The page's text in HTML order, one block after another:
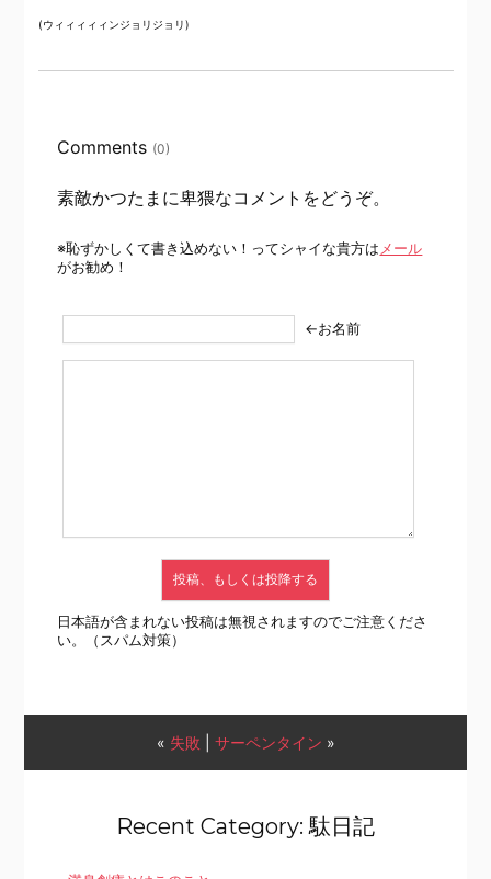
(ウィィィィィンジョリジョリ)
Comments (0)
素敵かつたまに卑猥なコメントをどうぞ。
※恥ずかしくて書き込めない！ってシャイな貴方は メール
がお勧め！
←お名前
日本語が含まれない投稿は無視されますのでご注意くださ
い。（スパム対策）
« 失敗 サーペンタイン »
Recent Category: 駄日記